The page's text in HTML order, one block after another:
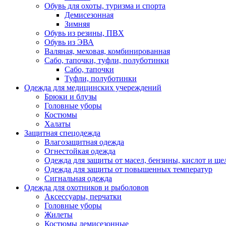
Обувь для охоты, туризма и спорта
Демисезонная
Зимняя
Обувь из резины, ПВХ
Обувь из ЭВА
Валяная, меховая, комбинированная
Сабо, тапочки, туфли, полуботинки
Сабо, тапочки
Туфли, полуботинки
Одежда для медицинских учереждений
Брюки и блузы
Головные уборы
Костюмы
Халаты
Защитная спецодежда
Влагозащитная одежда
Огнестойкая одежда
Одежда для защиты от масел, бензины, кислот и
Одежда для защиты от повышенных температур
Сигнальная одежда
Одежда для охотников и рыболовов
Аксессуары, перчатки
Головные уборы
Жилеты
Костюмы демисезонные